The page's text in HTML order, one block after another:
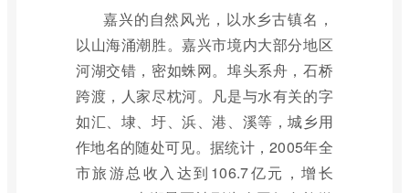
嘉兴的自然风光，以水乡古镇名，
以山海涌潮胜。嘉兴市境内大部分地区
河湖交错，密如蛛网。埠头系舟，石桥
跨渡，人家尽枕河。凡是与水有关的字
如汇、埭、圩、浜、港、溪等，城乡用
作地名的随处可见。据统计，2005年全
市旅游总收入达到106.7亿元，增长